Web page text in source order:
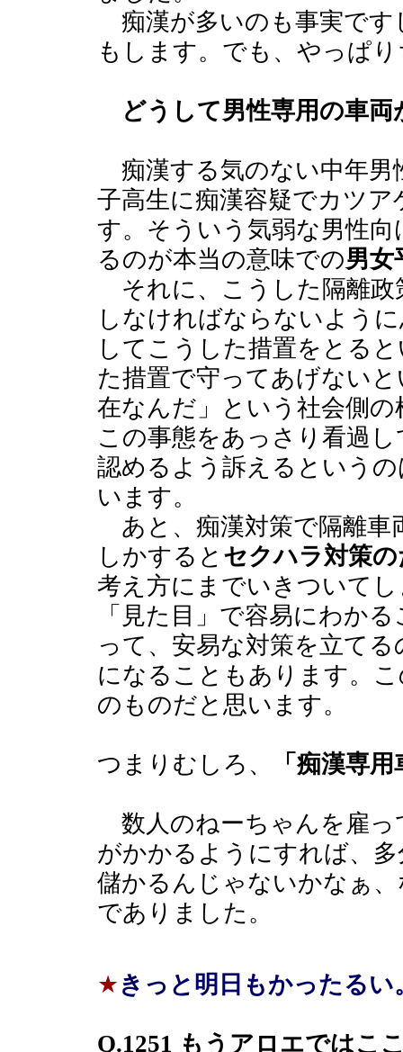
痴漢が多いのも事実です
もします。でも、やっぱ
どうして男性専用の車
痴漢する気のない中年男
子高生に痴漢容疑でカツ
す。そういう気弱な男性
るのが本当の意味での男女
それに、こうした隔離政
しなければならないよう
してこうした措置をとる
た措置で守ってあげない
在なんだ」という社会側
この事態をあっさり看過
認めるよう訴えるというの
います。
あと、痴漢対策で隔離車
しかすると セクハラ対策
考え方にまでいきついて
「見た目」で容易にわか
って、安易な対策を立て
になることもあります。
のものだと思います。
つまりむしろ、 「痴漢専
数人のねーちゃんを雇っ
がかかるようにすれば、
儲かるんじゃないかなぁ
でありました。
★ きっと明日もかったるい
Q.1251 もうアロエではこ